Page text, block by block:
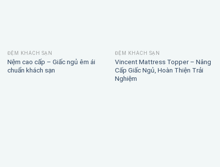
ĐỆM KHÁCH SẠN
Nệm cao cấp – Giấc ngủ êm ái
chuẩn khách sạn
ĐỆM KHÁCH SẠN
Vincent Mattress Topper – Nâng
Cấp Giấc Ngủ, Hoàn Thiện Trải
Nghiệm